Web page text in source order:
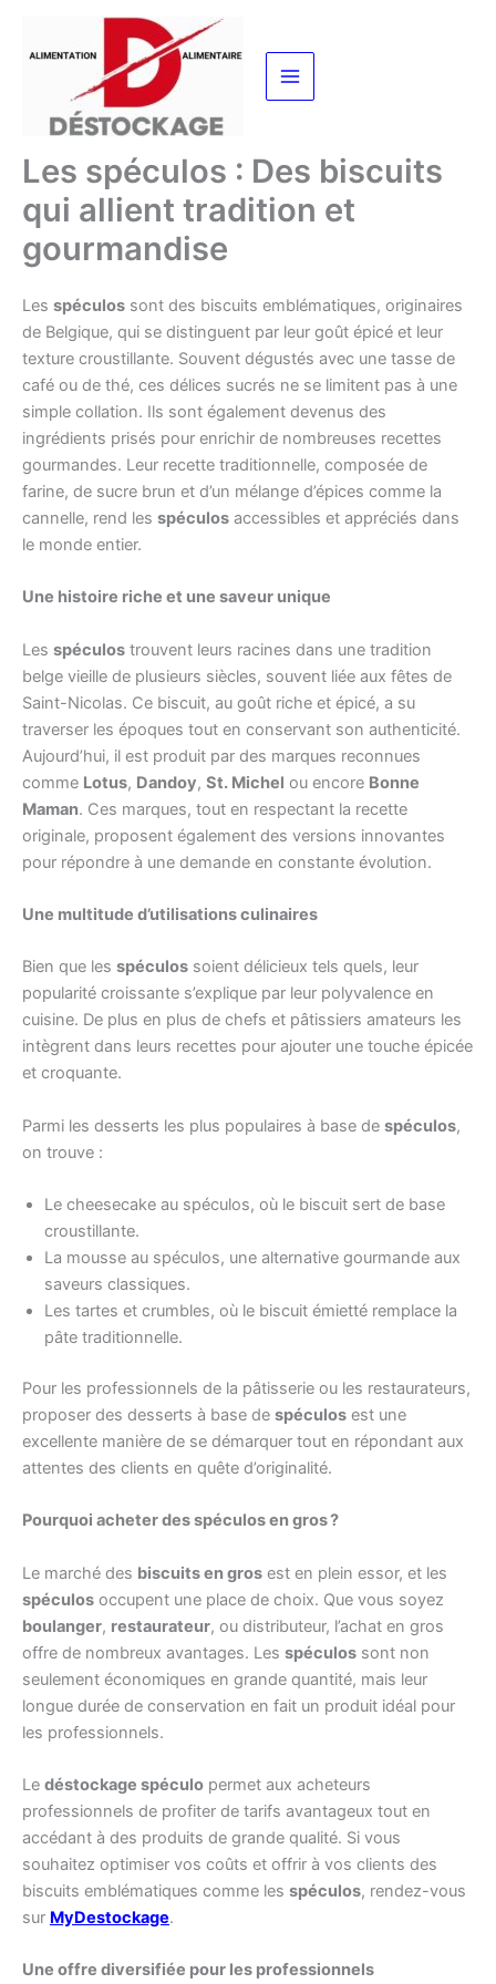
contenu
Les spéculos : Des biscuits
qui allient tradition et
gourmandise
Les spéculos sont des biscuits emblématiques, originaires
de Belgique, qui se distinguent par leur goût épicé et leur
texture croustillante. Souvent dégustés avec une tasse de
café ou de thé, ces délices sucrés ne se limitent pas à une
simple collation. Ils sont également devenus des
ingrédients prisés pour enrichir de nombreuses recettes
gourmandes. Leur recette traditionnelle, composée de
farine, de sucre brun et d’un mélange d’épices comme la
cannelle, rend les spéculos accessibles et appréciés dans
le monde entier.
Une histoire riche et une saveur unique
Les spéculos trouvent leurs racines dans une tradition
belge vieille de plusieurs siècles, souvent liée aux fêtes de
Saint-Nicolas. Ce biscuit, au goût riche et épicé, a su
traverser les époques tout en conservant son authenticité.
Aujourd’hui, il est produit par des marques reconnues
comme Lotus, Dandoy, St. Michel ou encore Bonne
Maman. Ces marques, tout en respectant la recette
originale, proposent également des versions innovantes
pour répondre à une demande en constante évolution.
Une multitude d’utilisations culinaires
Bien que les spéculos soient délicieux tels quels, leur
popularité croissante s’explique par leur polyvalence en
cuisine. De plus en plus de chefs et pâtissiers amateurs les
intègrent dans leurs recettes pour ajouter une touche épicée
et croquante.
Parmi les desserts les plus populaires à base de spéculos,
on trouve :
Le cheesecake au spéculos, où le biscuit sert de base
croustillante.
La mousse au spéculos, une alternative gourmande aux
saveurs classiques.
Les tartes et crumbles, où le biscuit émietté remplace la
pâte traditionnelle.
Pour les professionnels de la pâtisserie ou les restaurateurs,
proposer des desserts à base de spéculos est une
excellente manière de se démarquer tout en répondant aux
attentes des clients en quête d’originalité.
Pourquoi acheter des spéculos en gros ?
Le marché des biscuits en gros est en plein essor, et les
spéculos occupent une place de choix. Que vous soyez
boulanger, restaurateur, ou distributeur, l’achat en gros
offre de nombreux avantages. Les spéculos sont non
seulement économiques en grande quantité, mais leur
longue durée de conservation en fait un produit idéal pour
les professionnels.
Le déstockage spéculo permet aux acheteurs
professionnels de profiter de tarifs avantageux tout en
accédant à des produits de grande qualité. Si vous
souhaitez optimiser vos coûts et offrir à vos clients des
biscuits emblématiques comme les spéculos, rendez-vous
sur MyDestockage.
Une offre diversifiée pour les professionnels